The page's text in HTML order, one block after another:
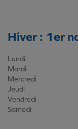
Hiver: 1er
Lundi
Mardi
Mercredi
Jeudi
Vendredi
Samedi